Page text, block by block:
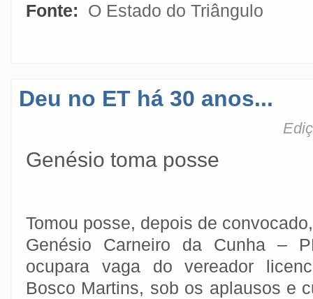
Fonte:
O Estado do Triângulo
Deu no ET há 30 anos...
Genésio toma posse
Tomou posse, depois de
Genésio Carneiro da Cunha –
ocupara vaga do vereador
Bosco Martins, sob os aplausos e